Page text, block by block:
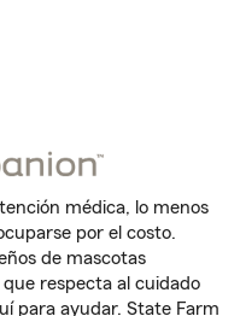
médica, lo menos
por el costo.
de mascotas
respecta al cuidado
para ayudar. State Farm